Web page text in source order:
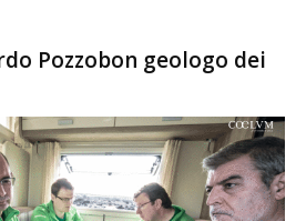
Pozzobon geologo dei